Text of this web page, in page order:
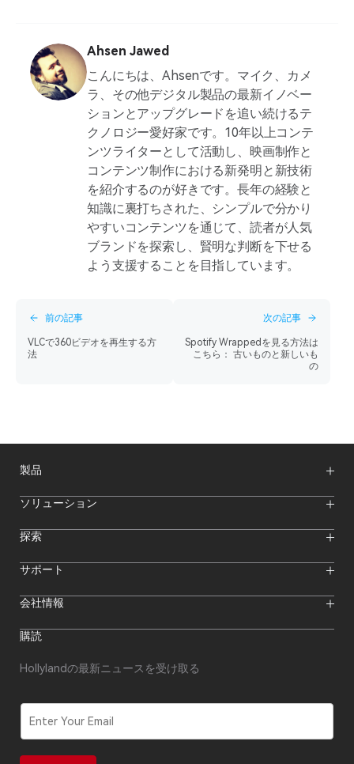
Ahsen Jawed
こんにちは、Ahsenです。マイク、カメ
ラ、その他デジタル製品の最新イノベー
ションとアップグレードを追い続けるテ
クノロジー愛好家です。10年以上コンテ
ンツライターとして活動し、映画制作と
コンテンツ制作における新発明と新技術
を紹介するのが好きです。長年の経験と
知識に裏打ちされた、シンプルで分かり
やすいコンテンツを通じて、読者が人気
ブランドを探索し、賢明な判断を下せる
よう支援することを目指しています。
前の記事
VLCで360ビデオを再生する方
法
次の記事
Spotify Wrappedを見る方法は
こちら： 古いものと新しいも
の
製品
ワイヤレスマイク
インターカムシステム
カメラモニター
ソリューション
ワイヤレスインターカムシステム
探索
オンラインイベント
Hollylandブログ
クリエイター向けリソース
ビデオセンター
サポート
ダウンロード
購入先
代理店になる
修理状況の確認
会社情報
フォーラム
お問い合わせ
コンプライアンス
ソフトウェア更新
購読
Hollylandの最新ニュースを受け取る
E
m
a
i